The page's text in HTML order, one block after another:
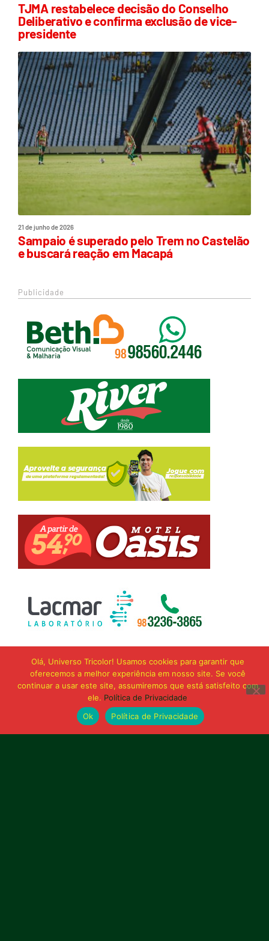
TJMA restabelece decisão do Conselho
Deliberativo e confirma exclusão de vice-
presidente
21 de junho de 2026
Sampaio é superado pelo Trem no Castelão
e buscará reação em Macapá
Publicidade
Olá, Universo Tricolor! Usamos cookies para garantir que
oferecemos a melhor experiência em nosso site. Se você
continuar a usar este site, assumiremos que está satisfeito com
ele. Política de Privacidade
Ok
Política de Privacidade